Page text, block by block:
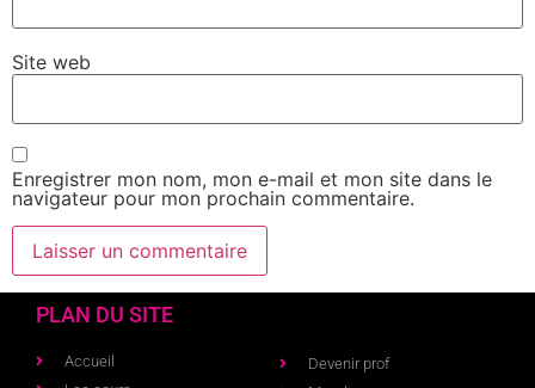
Site web
Enregistrer mon nom, mon e-mail et mon site dans le
navigateur pour mon prochain commentaire.
PLAN DU SITE
Accueil
Devenir prof